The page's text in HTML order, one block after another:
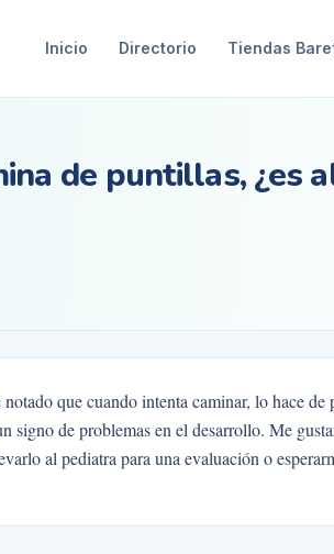
Inicio Directorio Tiendas
de puntillas, ¿es
que cuando intenta caminar, lo hace
signo de problemas en el desarrollo. Me
al pediatra para una evaluación o